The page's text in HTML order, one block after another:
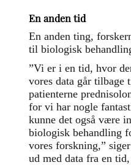
En anden tid
En anden ting,
til biologisk
”Vi er i en tid, hvor
vores data går tilbage
patienterne
for vi har nogle
kunne det også være
biologisk behandling
vores forskning,”
ud med data fra en